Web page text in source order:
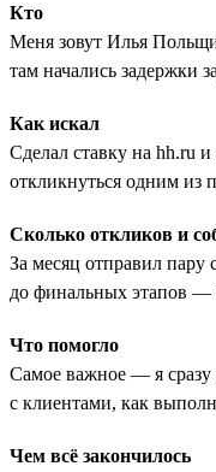
Кто
Меня зовут Илья
там начались задержки
Как искал
Сделал ставку на hh.ru
откликнуться одним из
Сколько откликов и
За месяц отправил пару
до финальных этапов —
Что помогло
Самое важное — я сразу
с клиентами, как
Чем всё закончилось